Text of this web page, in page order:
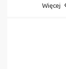
Więcej